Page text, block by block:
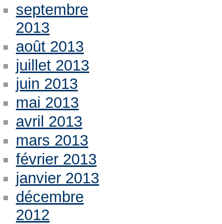
septembre
2013
août 2013
juillet 2013
juin 2013
mai 2013
avril 2013
mars 2013
février 2013
janvier 2013
décembre
2012